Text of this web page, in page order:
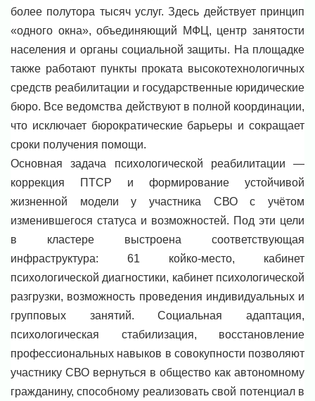
более полутора тысяч услуг. Здесь действует принцип
«одного окна», объединяющий МФЦ, центр занятости
населения и органы социальной защиты. На площадке
также работают пункты проката высокотехнологичных
средств реабилитации и государственные юридические
бюро. Все ведомства действуют в полной координации,
что исключает бюрократические барьеры и сокращает
сроки получения помощи.
Основная задача психологической реабилитации —
коррекция ПТСР и формирование устойчивой
жизненной модели у участника СВО с учётом
изменившегося статуса и возможностей. Под эти цели
в кластере выстроена соответствующая
инфраструктура: 61 койко-место, кабинет
психологической диагностики, кабинет психологической
разгрузки, возможность проведения индивидуальных и
групповых занятий. Социальная адаптация,
психологическая стабилизация, восстановление
профессиональных навыков в совокупности позволяют
участнику СВО вернуться в общество как автономному
гражданину, способному реализовать свой потенциал в